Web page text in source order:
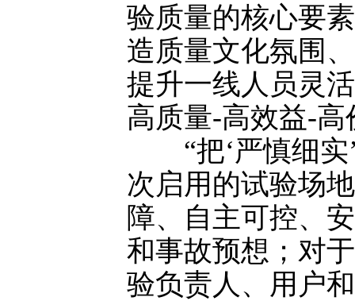
验质量的核心要
造质量文化氛围
提升一线人员灵
高质量-高效益-
“把‘严慎细实’
次启用的试验场
障、自主可控、
和事故预想；对
验负责人、用户